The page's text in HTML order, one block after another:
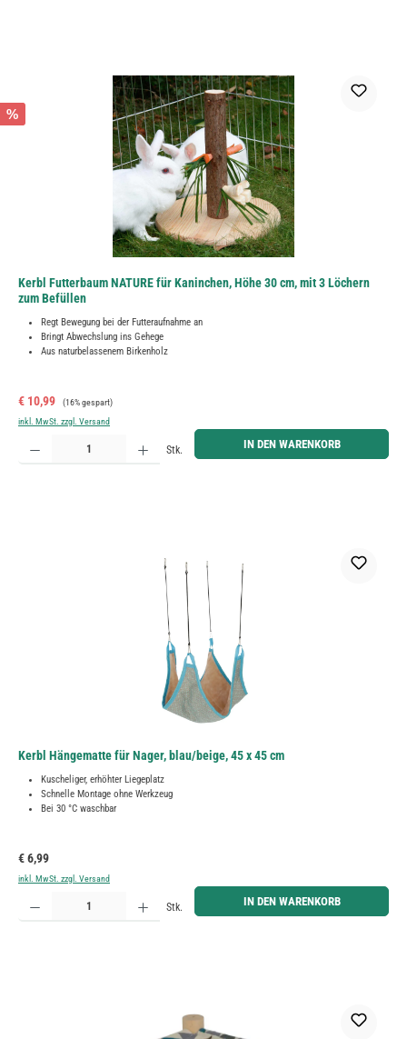
%
Kerbl Futterbaum NATURE für Kaninchen, Höhe 30 cm, mit 3 Löchern
zum Befüllen
Regt Bewegung bei der Futteraufnahme an
Bringt Abwechslung ins Gehege
Aus naturbelassenem Birkenholz
Verkaufspreis:
€ 10,99 Regulärer Preis:
(16% gespart)
inkl. MwSt. zzgl. Versand
Produkt Anzahl: Gib den gewünschten Wert ein oder benutze die Schaltflächen um die Anzahl zu
Stk. IN DEN WARENKORB
Kerbl Hängematte für Nager, blau/beige, 45 x 45 cm
Kuscheliger, erhöhter Liegeplatz
Schnelle Montage ohne Werkzeug
Bei 30 °C waschbar
Regulärer Preis:
€ 6,99
inkl. MwSt. zzgl. Versand
Produkt Anzahl: Gib den gewünschten Wert ein oder benutze die Schaltflächen um die Anzahl zu
Stk. IN DEN WARENKORB